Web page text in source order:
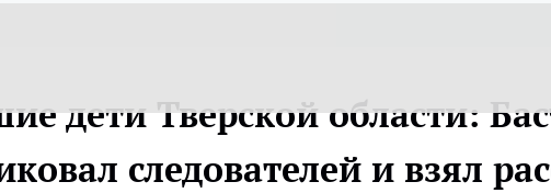
дети Тверской области:
следователей и взял